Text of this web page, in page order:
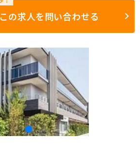
この求人を問い合わせる